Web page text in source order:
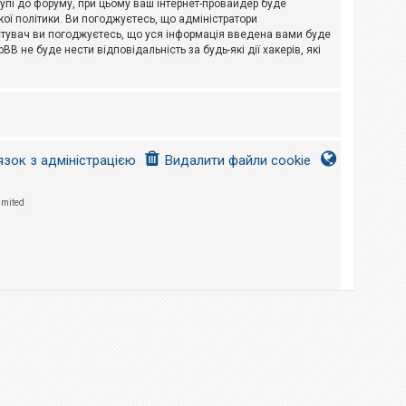
до форуму, при цьому ваш інтернет-провайдер буде
політики. Ви погоджуєтесь, що адміністратори
ви погоджуєтесь, що уся інформація введена вами буде
буде нести відповідальність за будь-які дії хакерів, які
Видалити файли cookie
з адміністрацією